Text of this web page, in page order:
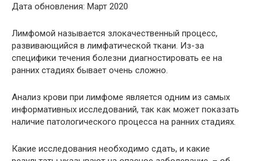
Дата обновления: Март 2020
Лимфомой называется злокачественный процесс,
развивающийся в лимфатической ткани. Из-за
специфики течения болезни диагностировать ее на
ранних стадиях бывает очень сложно.
Анализ крови при лимфоме является одним из самых
информативных исследований, так как может показать
наличие патологического процесса на ранних стадиях.
Какие исследования необходимо сдать, и какие